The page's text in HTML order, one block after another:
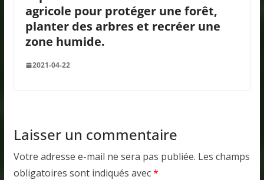
agricole pour protéger une forêt,
planter des arbres et recréer une
zone humide.
2021-04-22
Laisser un commentaire
Votre adresse e-mail ne sera pas publiée. Les champs
obligatoires sont indiqués avec*